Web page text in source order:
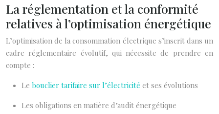
La réglementation et la conformité
relatives à l’optimisation énergétique
L’optimisation de la consommation électrique s’inscrit dans un
cadre réglementaire évolutif, qui nécessite de prendre en
compte :
Le bouclier tarifaire sur l’électricité et ses évolutions
Les obligations en matière d’audit énergétique